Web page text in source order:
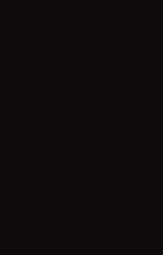
destek oluyoruz.